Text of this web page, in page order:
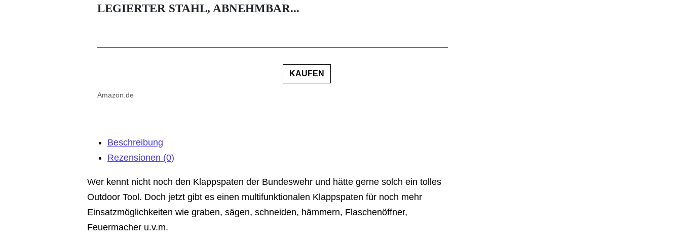
LEGIERTER STAHL, ABNEHMBAR...
KAUFEN
Amazon.de
Beschreibung
Rezensionen (0)
Wer kennt nicht noch den Klappspaten der Bundeswehr und hätte gerne solch ein tolles
Outdoor Tool. Doch jetzt gibt es einen multifunktionalen Klappspaten für noch mehr
Einsatzmöglichkeiten wie graben, sägen, schneiden, hämmern, Flaschenöffner,
Feuermacher u.v.m.